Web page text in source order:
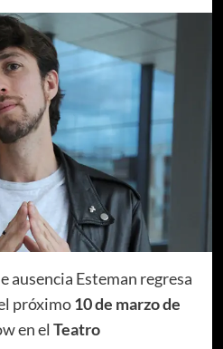
ausencia Esteman regresa
próximo10 de marzo de
en el Teatro